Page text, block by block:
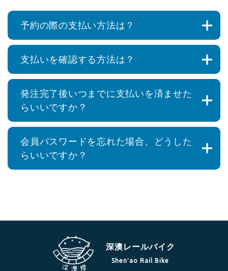
予約の際の支払い方法は？
支払いを確認する方法は？
発注完了後いつまでに支払いを済ませた
らいいですか？
会員パスワードを忘れた場合、どうした
らいいですか？
深澳レールバイク
Shen′ao Rail Bike